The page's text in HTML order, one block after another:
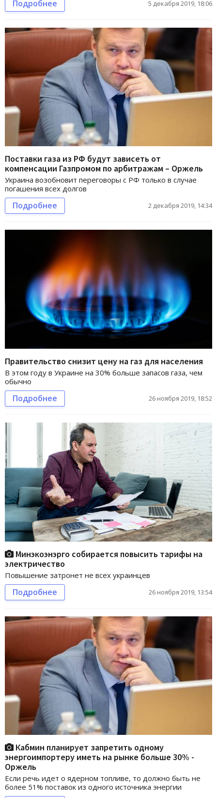
Подробнее 5 декабря 2019, 18:06
Поставки газа из РФ будут зависеть от
компенсации Газпромом по арбитражам – Оржель
Украина возобновит переговоры с РФ только в случае
погашения всех долгов
Подробнее 2 декабря 2019, 14:34
Правительство снизит цену на газ для населения
В этом году в Украине на 30% больше запасов газа, чем
обычно
Подробнее 26 ноября 2019, 18:52
Минэкоэнэрго собирается повысить тарифы на
электричество
Повышение затронет не всех украинцев
Подробнее 26 ноября 2019, 13:54
Кабмин планирует запретить одному
энергоимпортеру иметь на рынке больше 30% -
Оржель
Если речь идет о ядерном топливе, то должно быть не
более 51% поставок из одного источника энергии